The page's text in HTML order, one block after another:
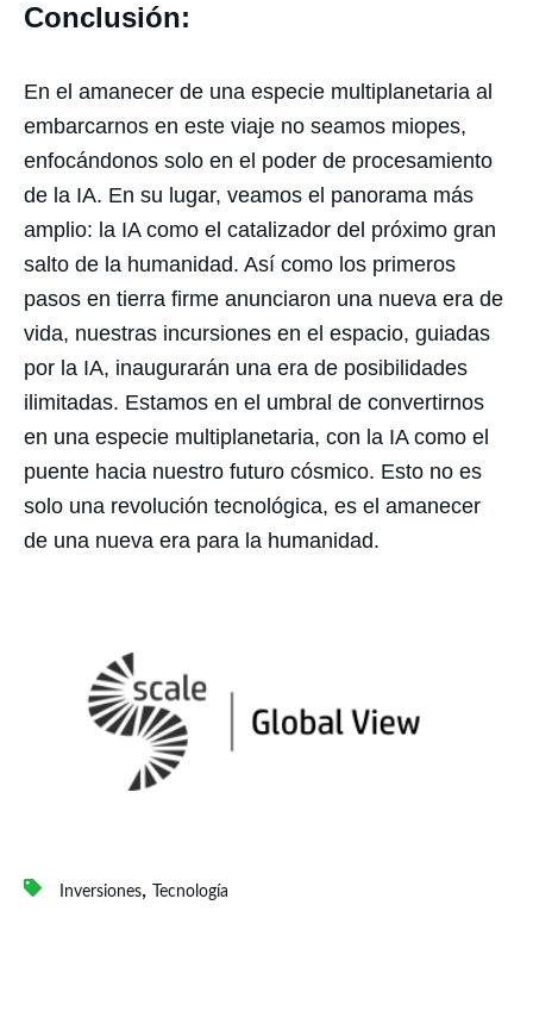
Conclusión:
En el amanecer de una especie multiplanetaria al
embarcarnos en este viaje no seamos miopes,
enfocándonos solo en el poder de procesamiento
de la IA. En su lugar, veamos el panorama más
amplio: la IA como el catalizador del próximo gran
salto de la humanidad. Así como los primeros
pasos en tierra firme anunciaron una nueva era de
vida, nuestras incursiones en el espacio, guiadas
por la IA, inaugurarán una era de posibilidades
ilimitadas. Estamos en el umbral de convertirnos
en una especie multiplanetaria, con la IA como el
puente hacia nuestro futuro cósmico. Esto no es
solo una revolución tecnológica, es el amanecer
de una nueva era para la humanidad.
Inversiones, Tecnología